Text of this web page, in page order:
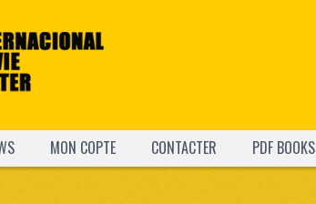
MON COPTE CONTACTER PDF BOOKS